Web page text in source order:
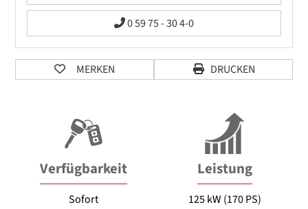
0 59 75 - 30 4-0
MERKEN DRUCKEN
Verfügbarkeit
Sofort
Leistung
125 kW (170 PS)